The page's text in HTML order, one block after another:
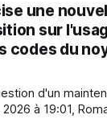
une
sur
codes du
d'un
à 19:01,